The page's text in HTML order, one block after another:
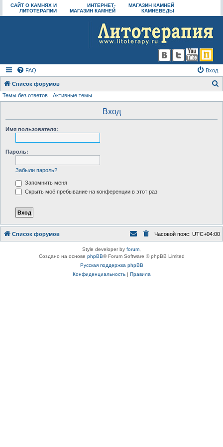
САЙТ О КАМНЯХ И
ЛИТОТЕРАПИИ
ИНТЕРНЕТ-
МАГАЗИН КАМНЕЙ
МАГАЗИН КАМНЕЙ
КАМНЕВЕДЫ
FAQ Вход
Список форумов
Темы без ответов Активные темы
Вход
Имя пользователя:
Пароль:
Забыли пароль?
Запомнить меня
Скрыть моё пребывание на конференции в этот раз
Список форумов Часовой пояс: UTC+04:00
Style developer by forum,
Создано на основе phpBB® Forum Software © phpBB Limited
Русская поддержка phpBB
Конфиденциальность| Правила